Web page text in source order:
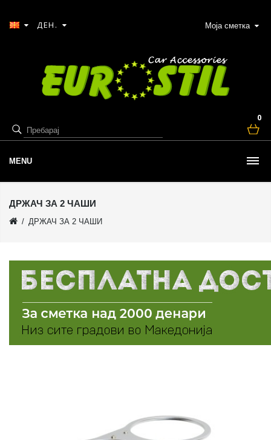
Моја сметка
0
ДЕН.
MENU
ДРЖАЧ ЗА 2 ЧАШИ
ДРЖАЧ ЗА 2 ЧАШИ